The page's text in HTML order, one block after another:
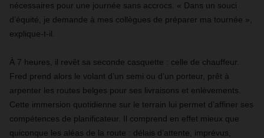
nécessaires pour une journée sans accrocs. « Dans un souci
d’équité, je demande à mes collègues de préparer ma tournée »,
explique-t-il.
À 7 heures, il revêt sa seconde casquette : celle de chauffeur.
Fred prend alors le volant d’un semi ou d’un porteur, prêt à
arpenter les routes belges pour ses livraisons et enlèvements.
Cette immersion quotidienne sur le terrain lui permet d’affiner ses
compétences de planificateur. Il comprend en effet mieux que
quiconque les aléas de la route : délais d’attente, imprévus,